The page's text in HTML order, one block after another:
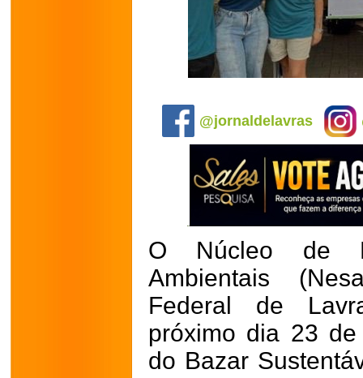
@jornaldelavras
O Núcleo de
Ambientais
Federal de
próximo dia 23
do Bazar